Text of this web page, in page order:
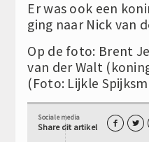
Er was ook een
ging naar Nick van
Op de foto: Brent
van der Walt
(Foto: Lijkle
Sociale media
Share dit artikel  